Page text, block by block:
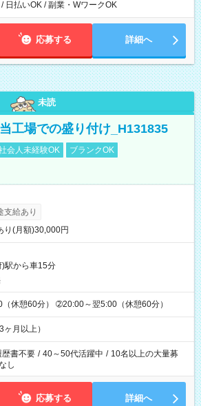
翌8時 ■24時から翌9時 など ※上記の時間
定（毎週同じ曜日での勤務となります）
日払いOK / 副業・WワークOK
応募する 詳細へ
未読
工場での盛り付け_H131835
会人未経験OK
ブランクOK
支給あり
り(月額)30,000円
)駅から車15分
休憩60分） ➁20:00～翌5:00（休憩60分）
月以上）
歴書不要 / 40～50代活躍中 / 10名以上の大量募
し
応募する 詳細へ